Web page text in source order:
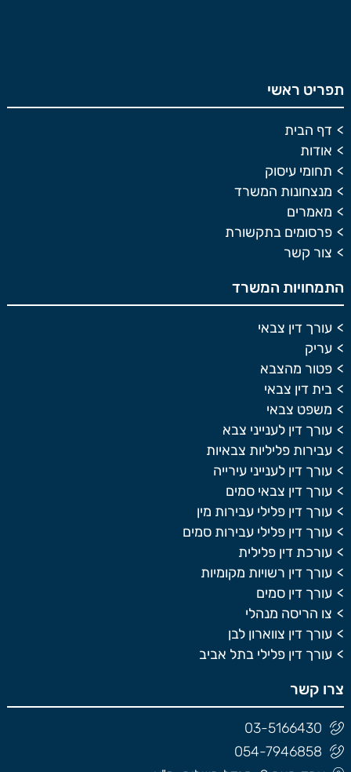
תפריט ראשי
דף הבית
אודות
תחומי עיסוק
מנצחונות המשרד
מאמרים
פרסומים בתקשורת
צור קשר
התמחויות המשרד
עורך דין צבאי
עריק
פטור מהצבא
בית דין צבאי
משפט צבאי
עורך דין לענייני צבא
עבירות פליליות צבאיות
עורך דין לענייני עירייה
עורך דין צבאי סמים
עורך דין פלילי עבירות מין
עורך דין פלילי עבירות סמים
עורכת דין פלילית
עורך דין רשויות מקומיות
עורך דין סמים
צו הריסה מנהלי
עורך דין צווארון לבן
עורך דין פלילי בתל אביב
צרו קשר
03-5166430
054-7946858